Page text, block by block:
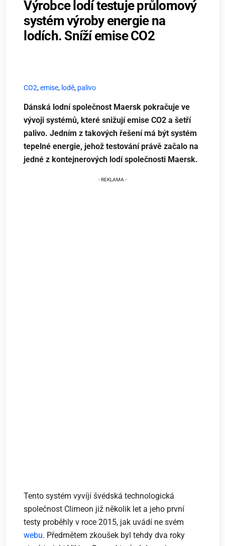
Výrobce lodí testuje průlomový
systém výroby energie na
lodích. Sníží emise CO2
CO2,emise, lodě, palivo
Dánská lodní společnost Maersk pokračuje ve
vývoji systémů, které snižují emise CO2 a šetří
palivo. Jedním z takových řešení má být systém
tepelné energie, jehož testování právě začalo na
jedné z kontejnerových lodí společnosti Maersk.
Tento systém vyvíjí švédská technologická
společnost Climeon již několik let a jeho první
testy proběhly v roce 2015, jak uvádí ne svém
webu. Předmětem zkoušek byl tehdy dva roky